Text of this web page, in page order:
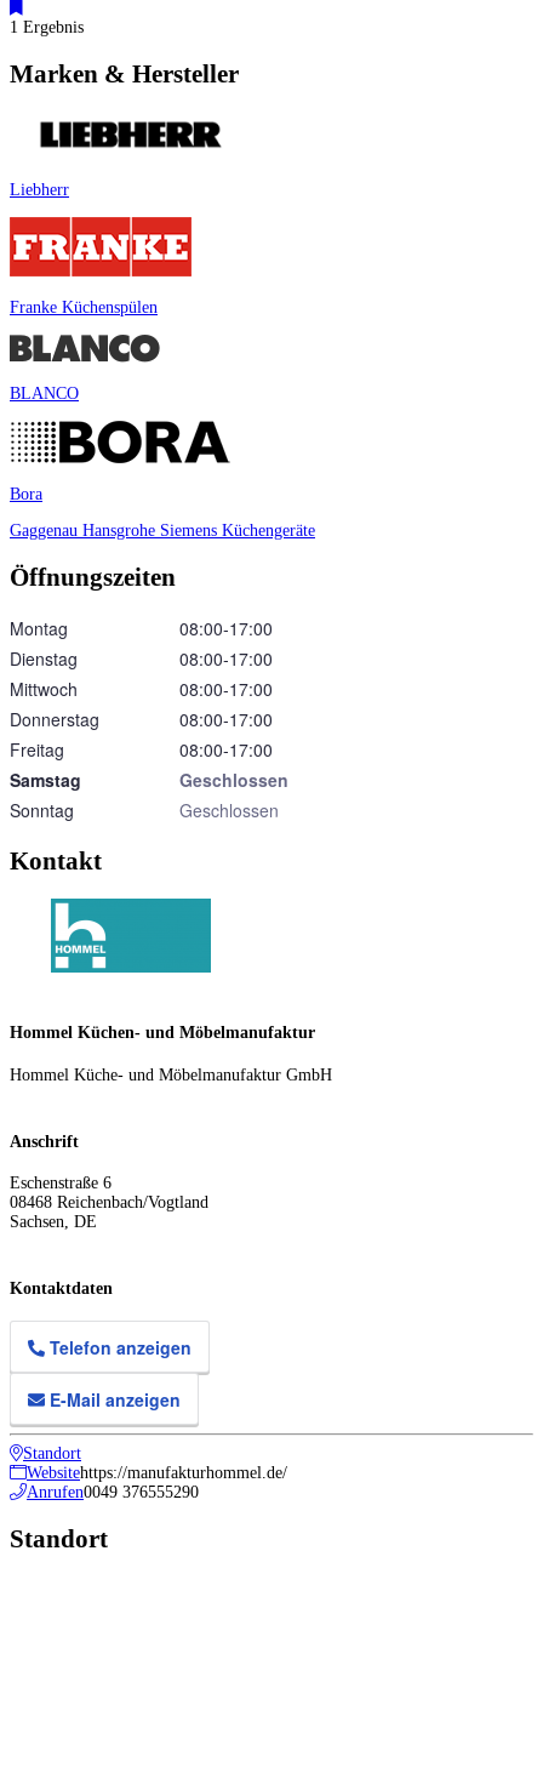
1 Ergebnis
Marken & Hersteller
Liebherr
Franke Küchenspülen
BLANCO
Bora
Gaggenau Hansgrohe Siemens Küchengeräte
Öffnungszeiten
Montag
08:00‑17:00
Dienstag
08:00‑17:00
Mittwoch
08:00‑17:00
Donnerstag
08:00‑17:00
Freitag
08:00‑17:00
Samstag
Geschlossen
Sonntag
Geschlossen
Kontakt
Hommel Küchen- und Möbelmanufaktur
Hommel Küche- und Möbelmanufaktur GmbH
Anschrift
Eschenstraße 6
08468 Reichenbach/Vogtland
Sachsen, DE
Kontaktdaten
Telefon anzeigen
E-Mail anzeigen
Standort
Websitehttps://manufakturhommel.de/
Anrufen0049 376555290
Standort